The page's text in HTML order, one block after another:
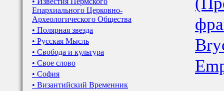
Епархиального Церковно-
Археологического Общества
• Полярная звезда
• Русская Мысль
• Свобода и культура
• Свое слово
• София
• Византийский Временник